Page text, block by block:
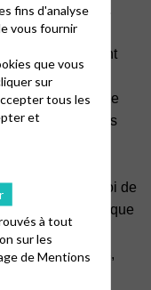
de ma vie.
ces paroles sont
les Écritures,
pas compte. Le
lisez certains
Même le
le mode d’emploi de
pasteure, puisque
les femmes
Corinthiens 14,
fins d'analyse
vous fournir
que vous
sur
tous les
et
à tout
sur les
deMentions